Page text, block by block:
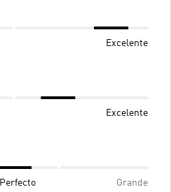
Excelente
Excelente
Perfecto Grande